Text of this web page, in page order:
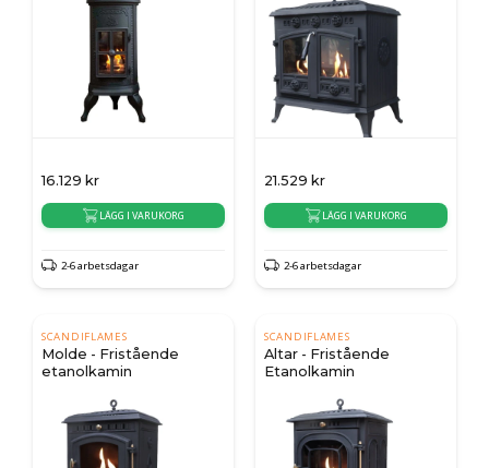
16.129 kr
LÄGG I VARUKORG
2-6 arbetsdagar
21.529 kr
LÄGG I VARUKORG
2-6 arbetsdagar
SCANDIFLAMES
Molde - Fristående
etanolkamin
SCANDIFLAMES
Altar - Fristående
Etanolkamin